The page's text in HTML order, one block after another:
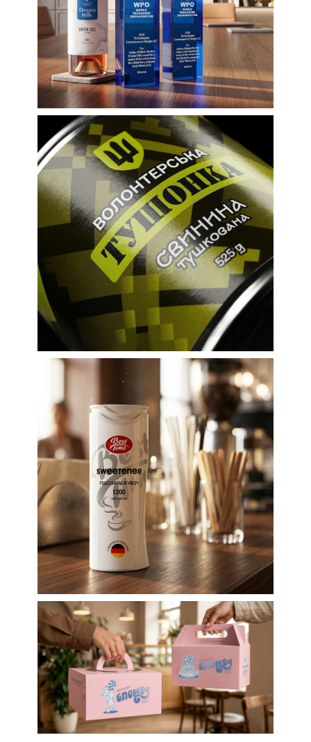
Етикетки
Етикетки для продуктів харчування
Етикетки для
волонтерської
тушонки
Етикетки для продуктів харчування
Редизайн
Редизайн етикетки
для підсолоджувача
ТМ Best Time
Етикетки
Етикетки для продуктів харчування
Упаковка
Дизайн пакування для
кондитерського
бренду (Польща,